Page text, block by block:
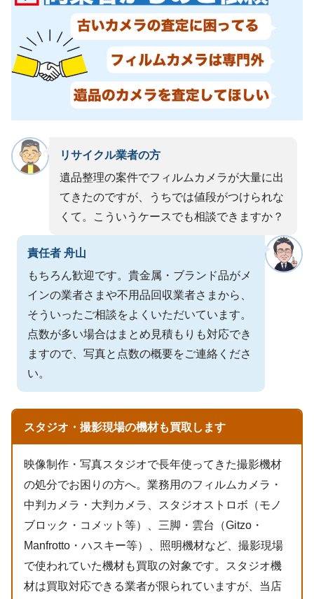
リサイクル業者の方
遺品整理の案件でフィルムカメラが大量に出
てきたのですが、うちでは値段がつけられな
くて。こういうケースでも相談できますか？
責任者 舟山
もちろん歓迎です。貴金属・ブランド品がメ
インの業者さまや不用品回収業者さまから、
そういったご相談をよくいただいています。
点数が多い場合はまとめ見積もりも対応でき
ますので、写真と点数の概要をご連絡くださ
い。
スタジオ・撮影現場の機材も買取します
映像制作・写真スタジオで長年使ってきた撮影機材
の処分でお困りの方へ。業務用のフィルムカメラ・
中判カメラ・大判カメラ、スタジオストロボ（モノ
ブロック・コメット等）、三脚・雲台（Gitzo・
Manfrotto・ハスキー等）、照明機材など、撮影現場
で使われていた機材も買取の対象です。スタジオ機
材は買取対応できる業者が限られていますが、当店